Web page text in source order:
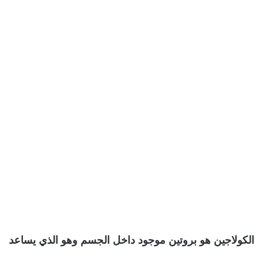
الكولاجين هو بروتين موجود داخل الجسم وهو الذي يساعد